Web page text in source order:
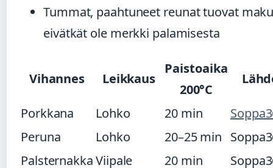
Tummat, paahtuneet reunat tuovat
eivätkät ole merkki palamisesta
Vihannes Leikkaus
Paistoaika
200°C
Porkkana Lohko 20 min
Peruna
Lohko 20–25 min
PalsternakkaViipale 20 min